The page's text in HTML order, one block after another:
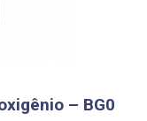
– BG0